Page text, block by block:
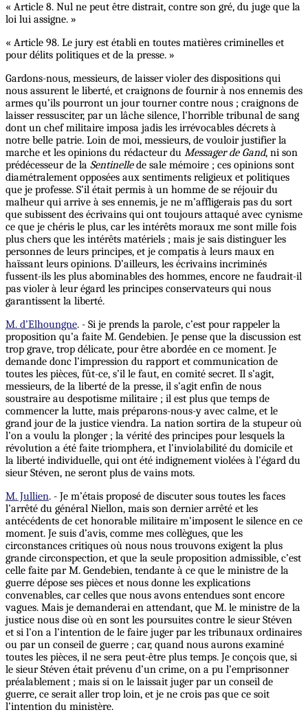
« Article 8. Nul ne peut être distrait, contre son gré, du juge que la
loi lui assigne. »
« Article 98. Le jury est établi en toutes matières criminelles et
pour délits politiques et de la presse. »
Gardons-nous, messieurs, de laisser violer des dispositions qui
nous assurent le liberté, et craignons de fournir à nos ennemis des
armes qu’ils pourront un jour tourner contre nous ; craignons de
laisser ressusciter, par un lâche silence, l’horrible tribunal de sang
dont un chef militaire imposa jadis les irrévocables décrets à
notre belle patrie. Loin de moi, messieurs, de vouloir justifier la
marche et les opinions du rédacteur du Messager de Gand, ni son
prédécesseur de la Sentinellede sale mémoire ; ces opinions sont
diamétralement opposées aux sentiments religieux et politiques
que je professe. S’il était permis à un homme de se réjouir du
malheur qui arrive à ses ennemis, je ne m’affligerais pas du sort
que subissent des écrivains qui ont toujours attaqué avec cynisme
ce que je chéris le plus, car les intérêts moraux me sont mille fois
plus chers que les intérêts matériels ; mais je sais distinguer les
personnes de leurs principes, et je compatis à leurs maux en
haïssant leurs opinions. D’ailleurs, les écrivains incriminés
fussent-ils les plus abominables des hommes, encore ne faudrait-il
pas violer à leur égard les principes conservateurs qui nous
garantissent la liberté.
M. d’Elhoungne. - Si je prends la parole, c’est pour rappeler la
proposition qu’a faite M. Gendebien. Je pense que la discussion est
trop grave, trop délicate, pour être abordée en ce moment. Je
demande donc l’impression du rapport et communication de
toutes les pièces, fût-ce, s’il le faut, en comité secret. Il s’agit,
messieurs, de la liberté de la presse, il s’agit enfin de nous
soustraire au despotisme militaire ; il est plus que temps de
commencer la lutte, mais préparons-nous-y avec calme, et le
grand jour de la justice viendra. La nation sortira de la stupeur où
l’on a voulu la plonger ; la vérité des principes pour lesquels la
révolution a été faite triomphera, et l’inviolabilité du domicile et
la liberté individuelle, qui ont été indignement violées à l’égard du
sieur Stéven, ne seront plus de vains mots.
M. Jullien. - Je m’étais proposé de discuter sous toutes les faces
l’arrêté du général Niellon, mais son dernier arrêté et les
antécédents de cet honorable militaire m’imposent le silence en ce
moment. Je suis d’avis, comme mes collègues, que les
circonstances critiques où nous nous trouvons exigent la plus
grande circonspection, et que la seule proposition admissible, c’est
celle faite par M. Gendebien, tendante à ce que le ministre de la
guerre dépose ses pièces et nous donne les explications
convenables, car celles que nous avons entendues sont encore
vagues. Mais je demanderai en attendant, que M. le ministre de la
justice nous dise où en sont les poursuites contre le sieur Stéven
et si l’on a l’intention de le faire juger par les tribunaux ordinaires
ou par un conseil de guerre ; car, quand nous aurons examiné
toutes les pièces, il ne sera peut-être plus temps. Je conçois que, si
le sieur Stéven était prévenu d’un crime, on a pu l’emprisonner
préalablement ; mais si on le laissait juger par un conseil de
guerre, ce serait aller trop loin, et je ne crois pas que ce soit
l’intention du ministère.